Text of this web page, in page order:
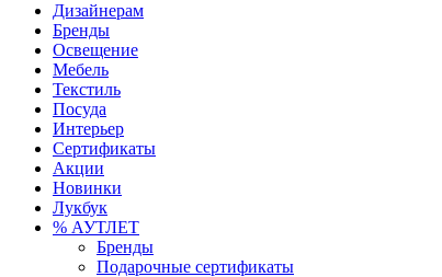
Дизайнерам
Бренды
Освещение
Мебель
Текстиль
Посуда
Интерьер
Сертификаты
Акции
Новинки
Лукбук
% АУТЛЕТ
Бренды
Подарочные сертификаты